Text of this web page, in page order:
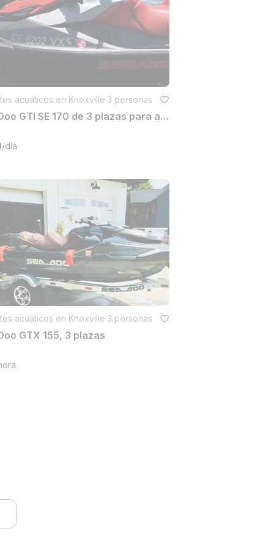
acuáticos en Knoxville·3 personas
Sea-Doo GTI SE 170 de 3 plazas para alquilar en Lake Norris
/día
acuáticos en Knoxville·3 personas
GTX 155, 3 plazas